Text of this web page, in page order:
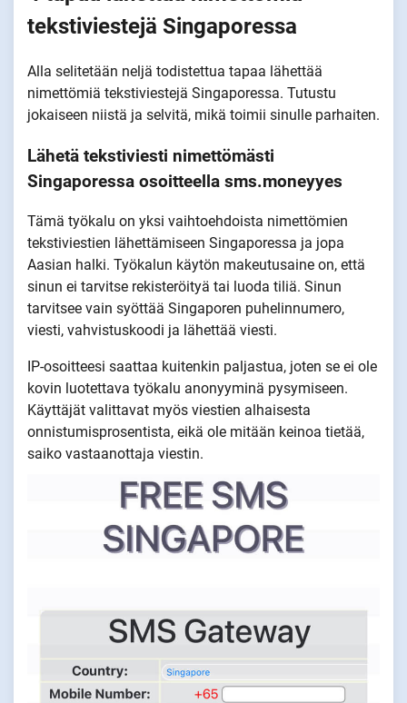
tekstiviestejä Singaporessa
Alla selitetään neljä todistettua tapaa lähettää
nimettömiä tekstiviestejä Singaporessa. Tutustu
jokaiseen niistä ja selvitä, mikä toimii sinulle parhaiten.
Lähetä tekstiviesti nimettömästi
Singaporessa osoitteella sms.moneyyes
Tämä työkalu on yksi vaihtoehdoista nimettömien
tekstiviestien lähettämiseen Singaporessa ja jopa
Aasian halki. Työkalun käytön makeutusaine on, että
sinun ei tarvitse rekisteröityä tai luoda tiliä. Sinun
tarvitsee vain syöttää Singaporen puhelinnumero,
viesti, vahvistuskoodi ja lähettää viesti.
IP-osoitteesi saattaa kuitenkin paljastua, joten se ei ole
kovin luotettava työkalu anonyyminä pysymiseen.
Käyttäjät valittavat myös viestien alhaisesta
onnistumisprosentista, eikä ole mitään keinoa tietää,
saiko vastaanottaja viestin.